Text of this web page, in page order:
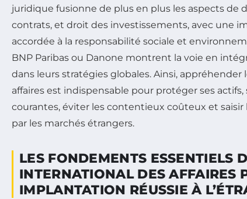
juridique fusionne de plus en plus les aspects de
contrats, et droit des investissements, avec une
accordée à la responsabilité sociale et
BNP Paribas ou Danone montrent la voie en
dans leurs stratégies globales. Ainsi,
affaires est indispensable pour protéger ses
courantes, éviter les contentieux coûteux et
par les marchés étrangers.
LES FONDEMENTS ESSENTIELS
INTERNATIONAL DES AFFAIRES
IMPLANTATION RÉUSSIE À